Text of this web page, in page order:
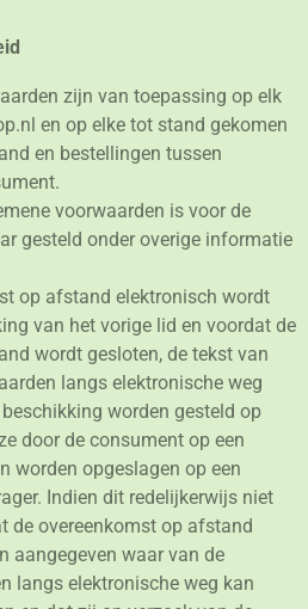
zijn van toepassing op elk
en op elke tot stand gekomen
en bestellingen tussen
voorwaarden is voor de
gesteld onder overige informatie
op afstand elektronisch wordt
van het vorige lid en voordat de
wordt gesloten, de tekst van
langs elektronische weg
worden gesteld op
door de consument op een
worden opgeslagen op een
Indien dit redelijkerwijs niet
de overeenkomst op afstand
aangegeven waar van de
langs elektronische weg kan